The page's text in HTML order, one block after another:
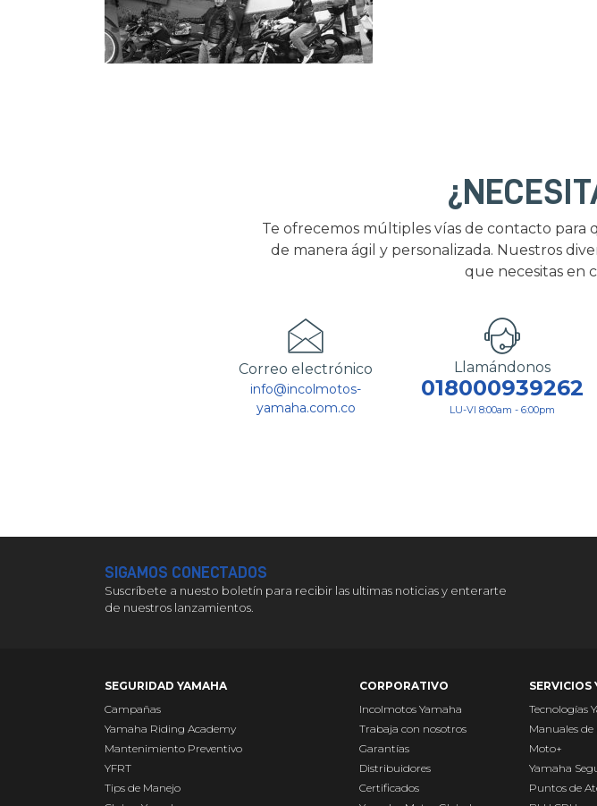
Te ofrecemos múltiples vías de contacto
de manera ágil y personalizada. Nuestros
que necesitas en
Correo electrónico
info@incolmotos-
yamaha.com.co
Llamándonos
018000939262
LU-VI 8:00am - 6:00pm
SIGAMOS CONECTADOS
Suscríbete a nuesto boletín para recibir las ultimas noticias y enterarte
de nuestros lanzamientos.
SEGURIDAD YAMAHA
Campañas
Yamaha Riding Academy
Mantenimiento Preventivo
YFRT
Tips de Manejo
CORPORATIVO
Incolmotos Yamaha
Trabaja con nosotros
Garantías
Distribuidores
Certificados
SERVICIOS
Tecnologías
Manuales
Moto+
Yamaha
Puntos de